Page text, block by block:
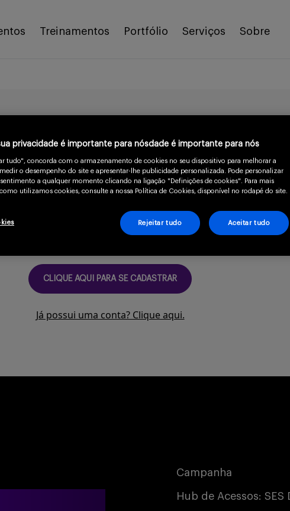
Treinamentos Portfólio Serviços Sobre
para EoE
8 min
que você é um
CLIQUE AQUI PARA SE CADASTRAR
Já possui uma conta? Clique aqui.
Campanha
Hub de Acessos: SES
privacidade é importante para nósdade é importante para nós
tudo", concorda com o armazenamento de cookies no seu dispositivo para melhorar a
o desempenho do site e apresentar-lhe publicidade personalizada. Pode personalizar
a qualquer momento clicando na ligação "Definições de cookies". Para mais
utilizamos cookies, consulte a nossa Política de Cookies, disponível no rodapé do site.
Rejeitar tudo Aceitar tudo